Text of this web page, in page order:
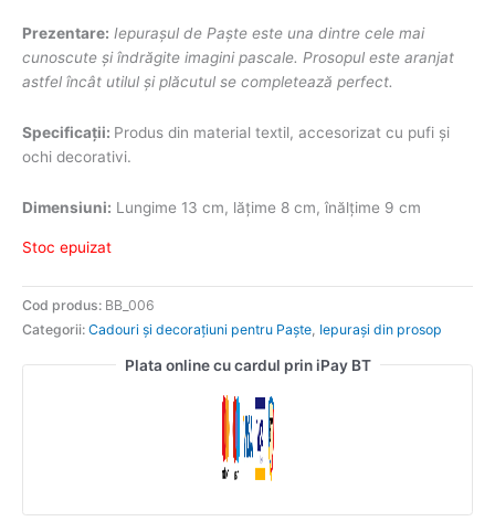
Prezentare: Iepurașul de Paște este una dintre cele mai
cunoscute şi îndrăgite imagini pascale. Prosopul este aranjat
astfel încât utilul și plăcutul se completează perfect.
Specificații: Produs din material textil, accesorizat cu pufi și
ochi decorativi.
Dimensiuni: Lungime 13 cm, lățime 8 cm, înălțime 9 cm
Stoc epuizat
Cod produs: BB_006
Categorii: Cadouri și decorațiuni pentru Paște Iepurași din prosop
Plata online cu cardul prin iPay BT